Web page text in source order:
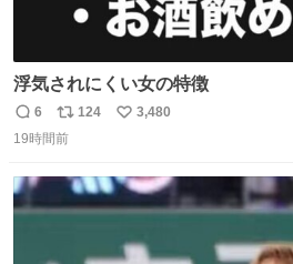
浮気されにくい女の特徴
返
信
6
リ
ポ
ト
数
124
い
数
3,480
19時間前